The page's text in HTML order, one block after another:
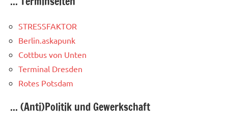
STRESSFAKTOR
Berlin.askapunk
Cottbus von Unten
Terminal Dresden
Rotes Potsdam
... (Anti)Politik und Gewerkschaft